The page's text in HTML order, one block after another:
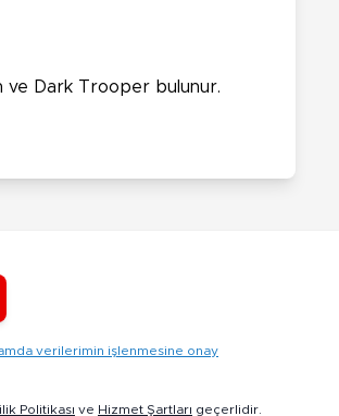
ve Dark Trooper bulunur.
verilerimin işlenmesine onay
Politikası ve Hizmet Şartları geçerlidir.